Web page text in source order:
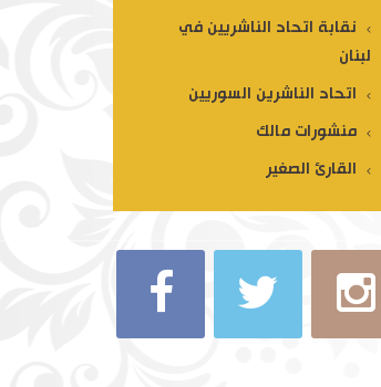
نقابة اتحاد الناشريين في
لبنان
اتحاد الناشرين السوريين
منشورات مالك
القارئ الصغير